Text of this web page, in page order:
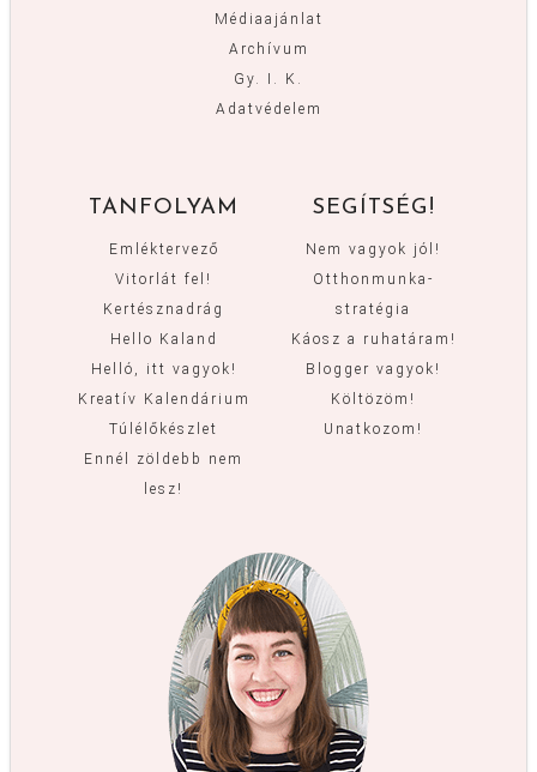
Médiaajánlat
Archívum
Gy. I. K.
Adatvédelem
TANFOLYAM
Emléktervező
Vitorlát fel!
Kertésznadrág
Hello Kaland
Helló, itt vagyok!
Kreatív Kalendárium
Túlélőkészlet
Ennél zöldebb nem
lesz!
SEGÍTSÉG!
Nem vagyok jól!
Otthonmunka-
stratégia
Káosz a ruhatáram!
Blogger vagyok!
Költözöm!
Unatkozom!